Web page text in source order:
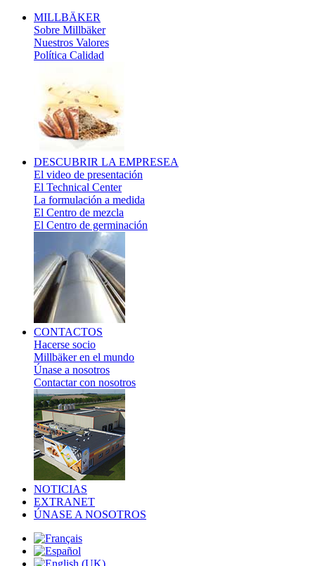
MILLBÄKER
Sobre Millbäker
Nuestros Valores
Política Calidad
DESCUBRIR LA EMPRESEA
El video de presentación
El Technical Center
La formulación a medida
El Centro de mezcla
El Centro de germinación
CONTACTOS
Hacerse socio
Millbäker en el mundo
Únase a nosotros
Contactar con nosotros
NOTICIAS
EXTRANET
ÚNASE A NOSOTROS